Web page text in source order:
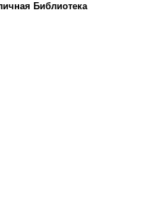
Библиотека